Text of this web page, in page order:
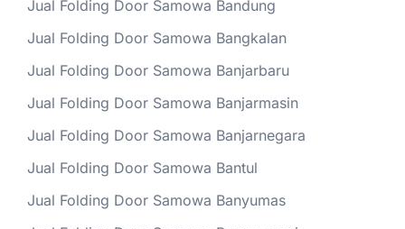
Jual Folding Door Samowa Bandung
Jual Folding Door Samowa Bangkalan
Jual Folding Door Samowa Banjarbaru
Jual Folding Door Samowa Banjarmasin
Jual Folding Door Samowa Banjarnegara
Jual Folding Door Samowa Bantul
Jual Folding Door Samowa Banyumas